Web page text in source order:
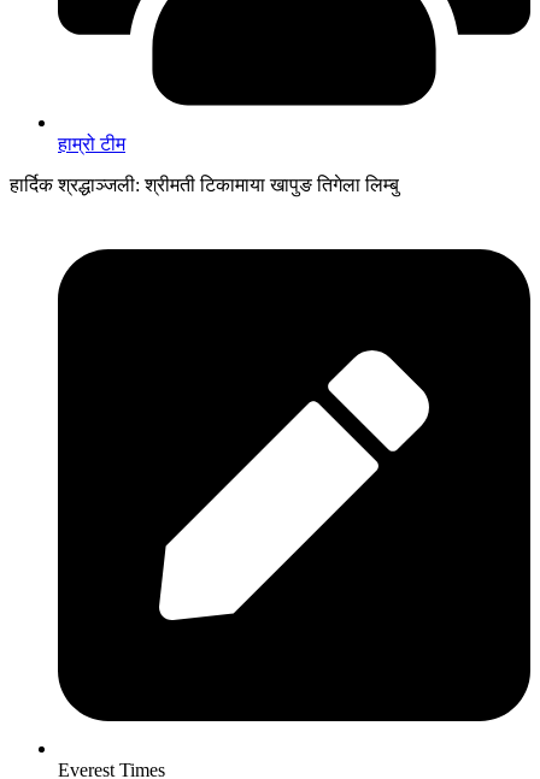
हाम्रो टीम
हार्दिक श्रद्धाञ्जली: श्रीमती टिकामाया खापुङ तिगेला लिम्बु
Everest Times